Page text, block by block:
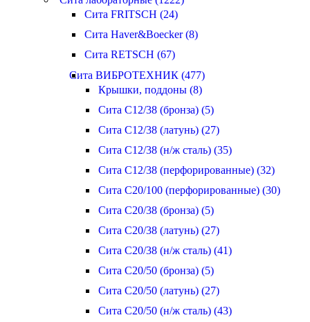
Сита FRITSCH (24)
Сита Haver&Boecker (8)
Сита RETSCH (67)
Сита ВИБРОТЕХНИК (477)
Крышки, поддоны (8)
Сита С12/38 (бронза) (5)
Сита С12/38 (латунь) (27)
Сита С12/38 (н/ж сталь) (35)
Сита С12/38 (перфорированные) (32)
Сита С20/100 (перфорированные) (30)
Сита С20/38 (бронза) (5)
Сита С20/38 (латунь) (27)
Сита С20/38 (н/ж сталь) (41)
Сита С20/50 (бронза) (5)
Сита С20/50 (латунь) (27)
Сита С20/50 (н/ж сталь) (43)